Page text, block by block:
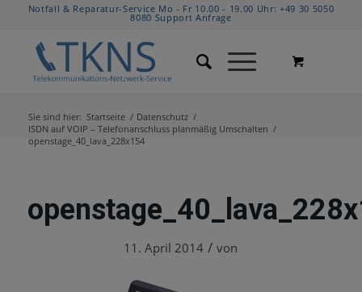
Notfall & Reparatur-Service Mo - Fr 10.00 - 19.00 Uhr:+49 30 5050
8080 Support Anfrage
Sie sind hier: Startseite / Datenschutz /
ISDN auf VOIP – Telefonanschluss planmäßig Umschalten /
openstage_40_lava_228x154
11. April 2014 / von